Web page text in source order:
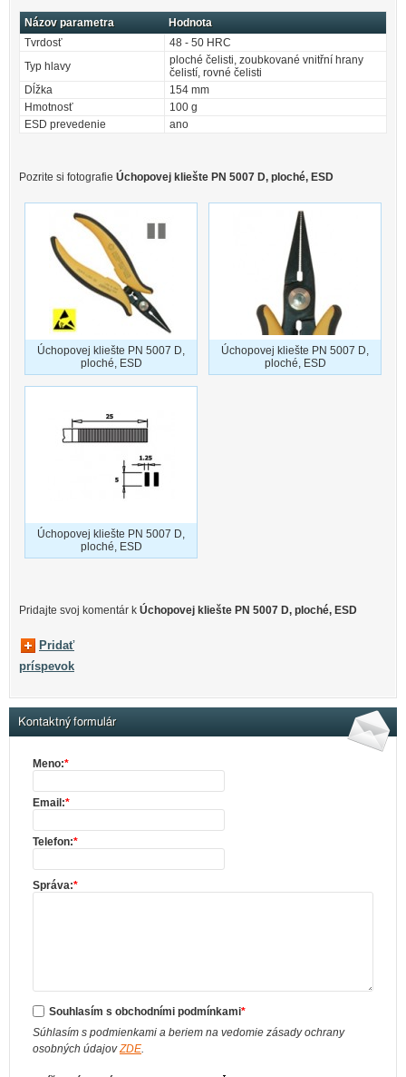
Názov parametra
Hodnota
Tvrdosť
48 - 50 HRC
Typ hlavy
ploché čelisti, zoubkované vnitřní hrany
čelistí, rovné čelisti
Dĺžka
154 mm
Hmotnosť
100 g
ESD prevedenie
ano
Pozrite si fotografie Úchopovej kliešte PN 5007 D, ploché, ESD
Úchopovej kliešte PN 5007 D,
ploché, ESD
Úchopovej kliešte PN 5007 D,
ploché, ESD
Úchopovej kliešte PN 5007 D,
ploché, ESD
Pridajte svoj ​​komentár k Úchopovej kliešte PN 5007 D, ploché, ESD
Pridať
príspevok
Kontaktný formulár
Meno:*
Email:*
Telefon:*
Správa:*
Souhlasím s obchodními podmínkami*
Súhlasím s podmienkami a beriem na vedomie zásady ochrany
osobných údajovZDE.